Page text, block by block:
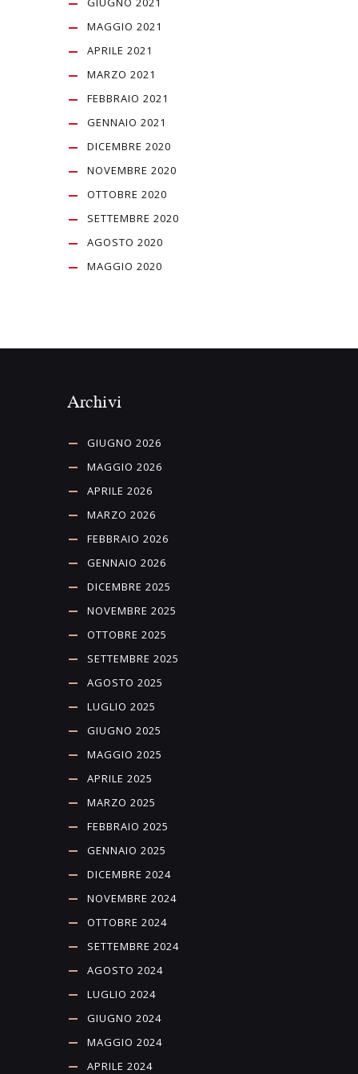
MAGGIO 2021
APRILE 2021
MARZO 2021
FEBBRAIO 2021
GENNAIO 2021
DICEMBRE 2020
NOVEMBRE 2020
OTTOBRE 2020
SETTEMBRE 2020
AGOSTO 2020
MAGGIO 2020
Archivi
GIUGNO 2026
MAGGIO 2026
APRILE 2026
MARZO 2026
FEBBRAIO 2026
GENNAIO 2026
DICEMBRE 2025
NOVEMBRE 2025
OTTOBRE 2025
SETTEMBRE 2025
AGOSTO 2025
LUGLIO 2025
GIUGNO 2025
MAGGIO 2025
APRILE 2025
MARZO 2025
FEBBRAIO 2025
GENNAIO 2025
DICEMBRE 2024
NOVEMBRE 2024
OTTOBRE 2024
SETTEMBRE 2024
AGOSTO 2024
LUGLIO 2024
GIUGNO 2024
MAGGIO 2024
APRILE 2024